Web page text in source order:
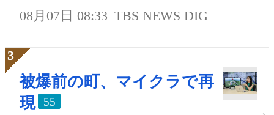
08月07日 08:33 TBS NEWS DIG
被爆前の町、マイクラで再
現
55